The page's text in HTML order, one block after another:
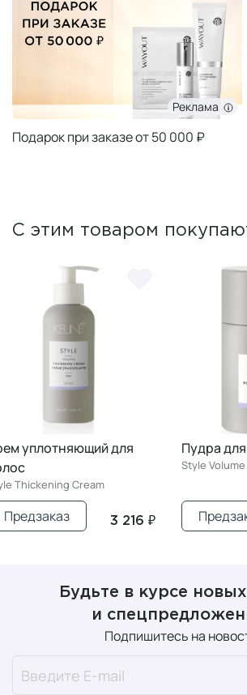
Реклама
Подарок при заказе от 50 000 ₽
С этим товаром
уплотняющий для
Thickening Cream
3 216 ₽
Предзаказ
Пудра
Style
Будьте в курсе
и
Подпишитесь на